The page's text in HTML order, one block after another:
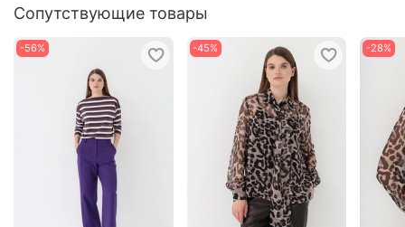
Сопутствующие товары
-56% -45% -28%